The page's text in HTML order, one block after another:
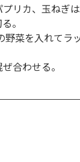
プリカ、玉ねぎ
。
野菜を入れてラ
合わせる。